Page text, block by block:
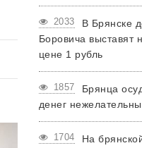
2033
В Брянске
Боровича выставят
цене 1 рубль
1857
Брянца
денег
1704
На